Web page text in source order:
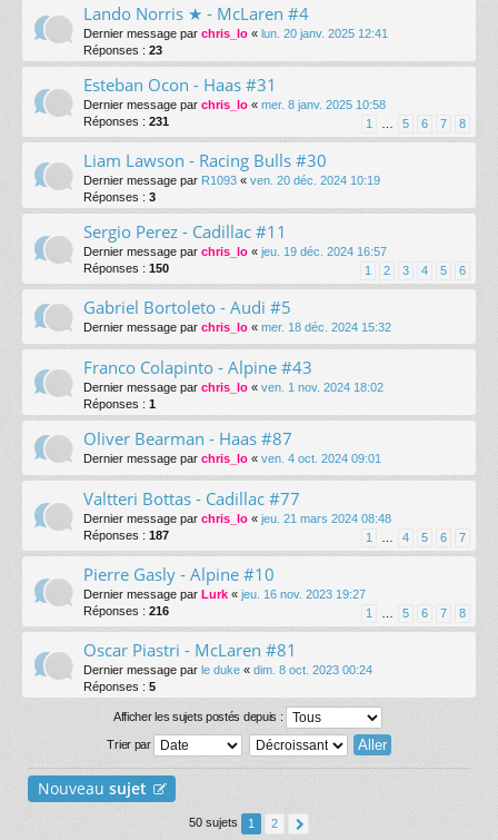
Lando Norris ★ - McLaren #4
Dernier message par chris_lo « lun. 20 janv. 2025 12:41
Réponses : 23
Esteban Ocon - Haas #31
Dernier message par chris_lo « mer. 8 janv. 2025 10:58
Réponses : 231 1 5 6 7 8
Liam Lawson - Racing Bulls #30
Dernier message par R1093 « ven. 20 déc. 2024 10:19
Réponses : 3
Sergio Perez - Cadillac #11
Dernier message par chris_lo « jeu. 19 déc. 2024 16:57
Réponses : 150 1 2 3 4 5 6
Gabriel Bortoleto - Audi #5
Dernier message par chris_lo « mer. 18 déc. 2024 15:32
Franco Colapinto - Alpine #43
Dernier message par chris_lo « ven. 1 nov. 2024 18:02
Réponses : 1
Oliver Bearman - Haas #87
Dernier message par chris_lo « ven. 4 oct. 2024 09:01
Valtteri Bottas - Cadillac #77
Dernier message par chris_lo « jeu. 21 mars 2024 08:48
Réponses : 187 1 4 5 6 7
Pierre Gasly - Alpine #10
Dernier message par Lurk « jeu. 16 nov. 2023 19:27
Réponses : 216 1 5 6 7 8
Oscar Piastri - McLaren #81
Dernier message par le duke « dim. 8 oct. 2023 00:24
Réponses : 5
Afficher les sujets postés depuis :
Trier par
Nouveau sujet
50 sujets 1 2